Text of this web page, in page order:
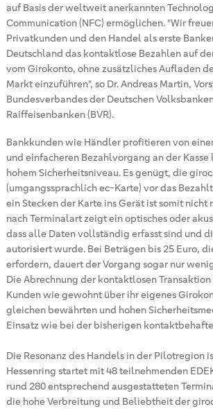
auf Basis der weltweit anerkannten
Communication (NFC) ermöglichen. "Wir
Privatkunden und den Handel als erste
Deutschland das kontaktlose Bezahlen auf
vom Girokonto, ohne zusätzliches Aufladen
Markt einzuführen", so Dr. Andreas Martin,
Bundesverbandes der Deutschen
Raiffeisenbanken (BVR).
Bankkunden wie Händler profitieren von
und einfacheren Bezahlvorgang an der
hohem Sicherheitsniveau. Es genügt, die
(umgangssprachlich ec-Karte) vor das
ein Stecken der Karte ins Gerät ist somit nicht
nach Terminalart zeigt ein optisches oder
dass alle Daten vollständig erfasst sind und
autorisiert wurde. Bei Beträgen bis 25 Euro,
erfordern, dauert der Vorgang sogar nur
Die Abrechnung der kontaktlosen
Kunden wie gewohnt über ihr eigenes
gleichen bewährten und hohen
Einsatz wie bei der bisherigen
Die Resonanz des Handels in der Pilotregion
Hessenring startet mit 48 teilnehmenden
rund 280 entsprechend ausgestatteten
die hohe Verbreitung und Beliebtheit der